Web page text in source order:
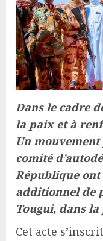
Dans le cadre
la paix et à
Un
comité
République
additionnel de
Tougui, dans
Cet acte